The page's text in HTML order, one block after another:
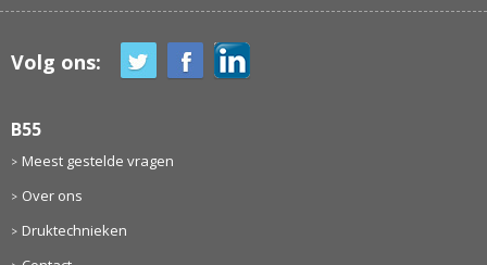
Volg ons:
B55
Meest gestelde vragen
Over ons
Druktechnieken